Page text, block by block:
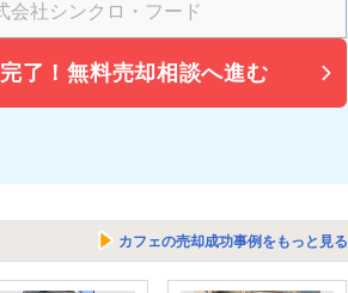
完了！無料売却相談へ進む
カフェの売却成功事例をもっと見る